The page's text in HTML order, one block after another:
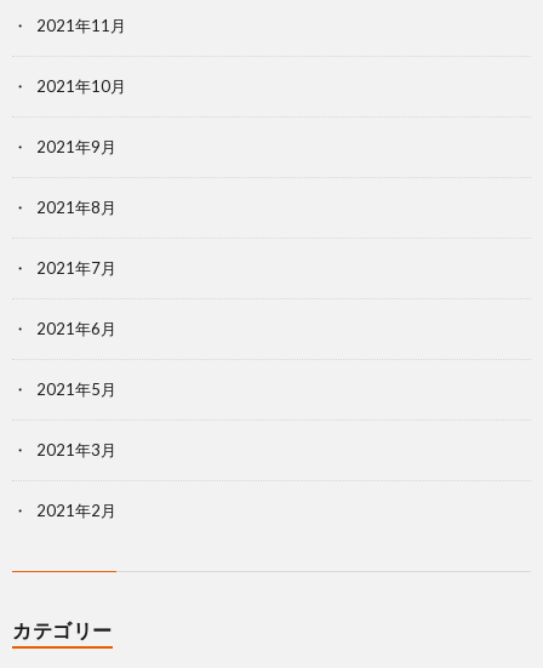
2021年11月
2021年10月
2021年9月
2021年8月
2021年7月
2021年6月
2021年5月
2021年3月
2021年2月
カテゴリー